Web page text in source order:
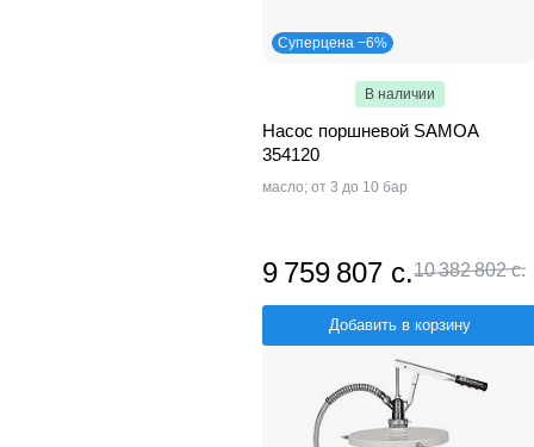
Суперцена −6%
В наличии
Насос поршневой SAMOA
354120
масло; от 3 до 10 бар
9 759 807 с.10 382 802 с.
Добавить в корзину